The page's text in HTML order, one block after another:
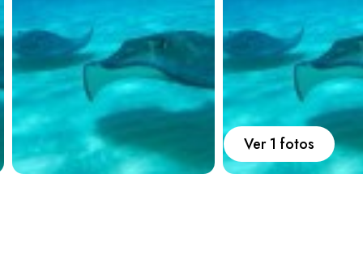
Carros Ayuda
Guía de turismo Nosotros
Ver 1 fotos